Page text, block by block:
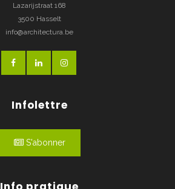
Lazarijstraat 168
3500 Hasselt
info@architectura.be
Infolettre
S'abonner